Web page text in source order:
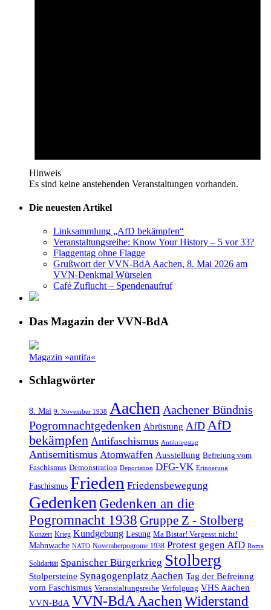
Hinweis
Es sind keine anstehenden Veranstaltungen vorhanden.
Die neuesten Artikel
Linksammlung „AfD bekämpfen“
Veranstaltungsreihe: Know Your History – 5 vor 33?
Flaggentag ohne Flagge
Grußwort der VVN-BdA Aachen, 8. Mai 2026 am
VVN-Denkmal Würselen
Café Zuflucht – Spendenaufruf
Das Magazin der VVN-BdA
Magazin »antifa«
Schlagwörter
8. Mai 9. November 1938 Aachen Aachener Bündnis
Pogromnachtgedenken Abrüstung AfD AfD
bekämpfen Antifaschismus Antikriegstag
Antisemitismus Atomwaffen Ausstellung Befreiung vom
Faschismus Demonstration Deportation DFG-VK Erinnerung
Faschismus Frieden Friedensbewegung
Gedenken Gedenken an die
Pogromnacht 1938 Gruppe Z - Stolberg
Konzert Krieg Kundgebung Lesung Ma Bistar! Vergesst nicht!
Mahnwache NATO Novemberpogrome 1938 Protest gegen AfD Roma
Solidarität Spanischer Bürgerkrieg Stolberg
Stolpersteine Synagogenplatz Aachen Tag der Befreiung
vom Faschismus Veranstaltungsreihe Verfolgung VHS Aachen
VVN-BdA VVN-BdA AachenWiderstand